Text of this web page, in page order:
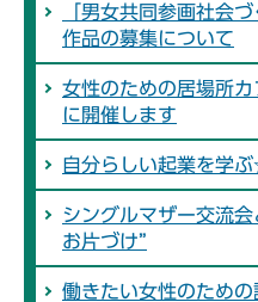
「男女共同参画社会
作品の募集について
女性のための居場所
に開催します
自分らしい起業を学
シングルマザー交流
お片づけ”
働きたい女性のため